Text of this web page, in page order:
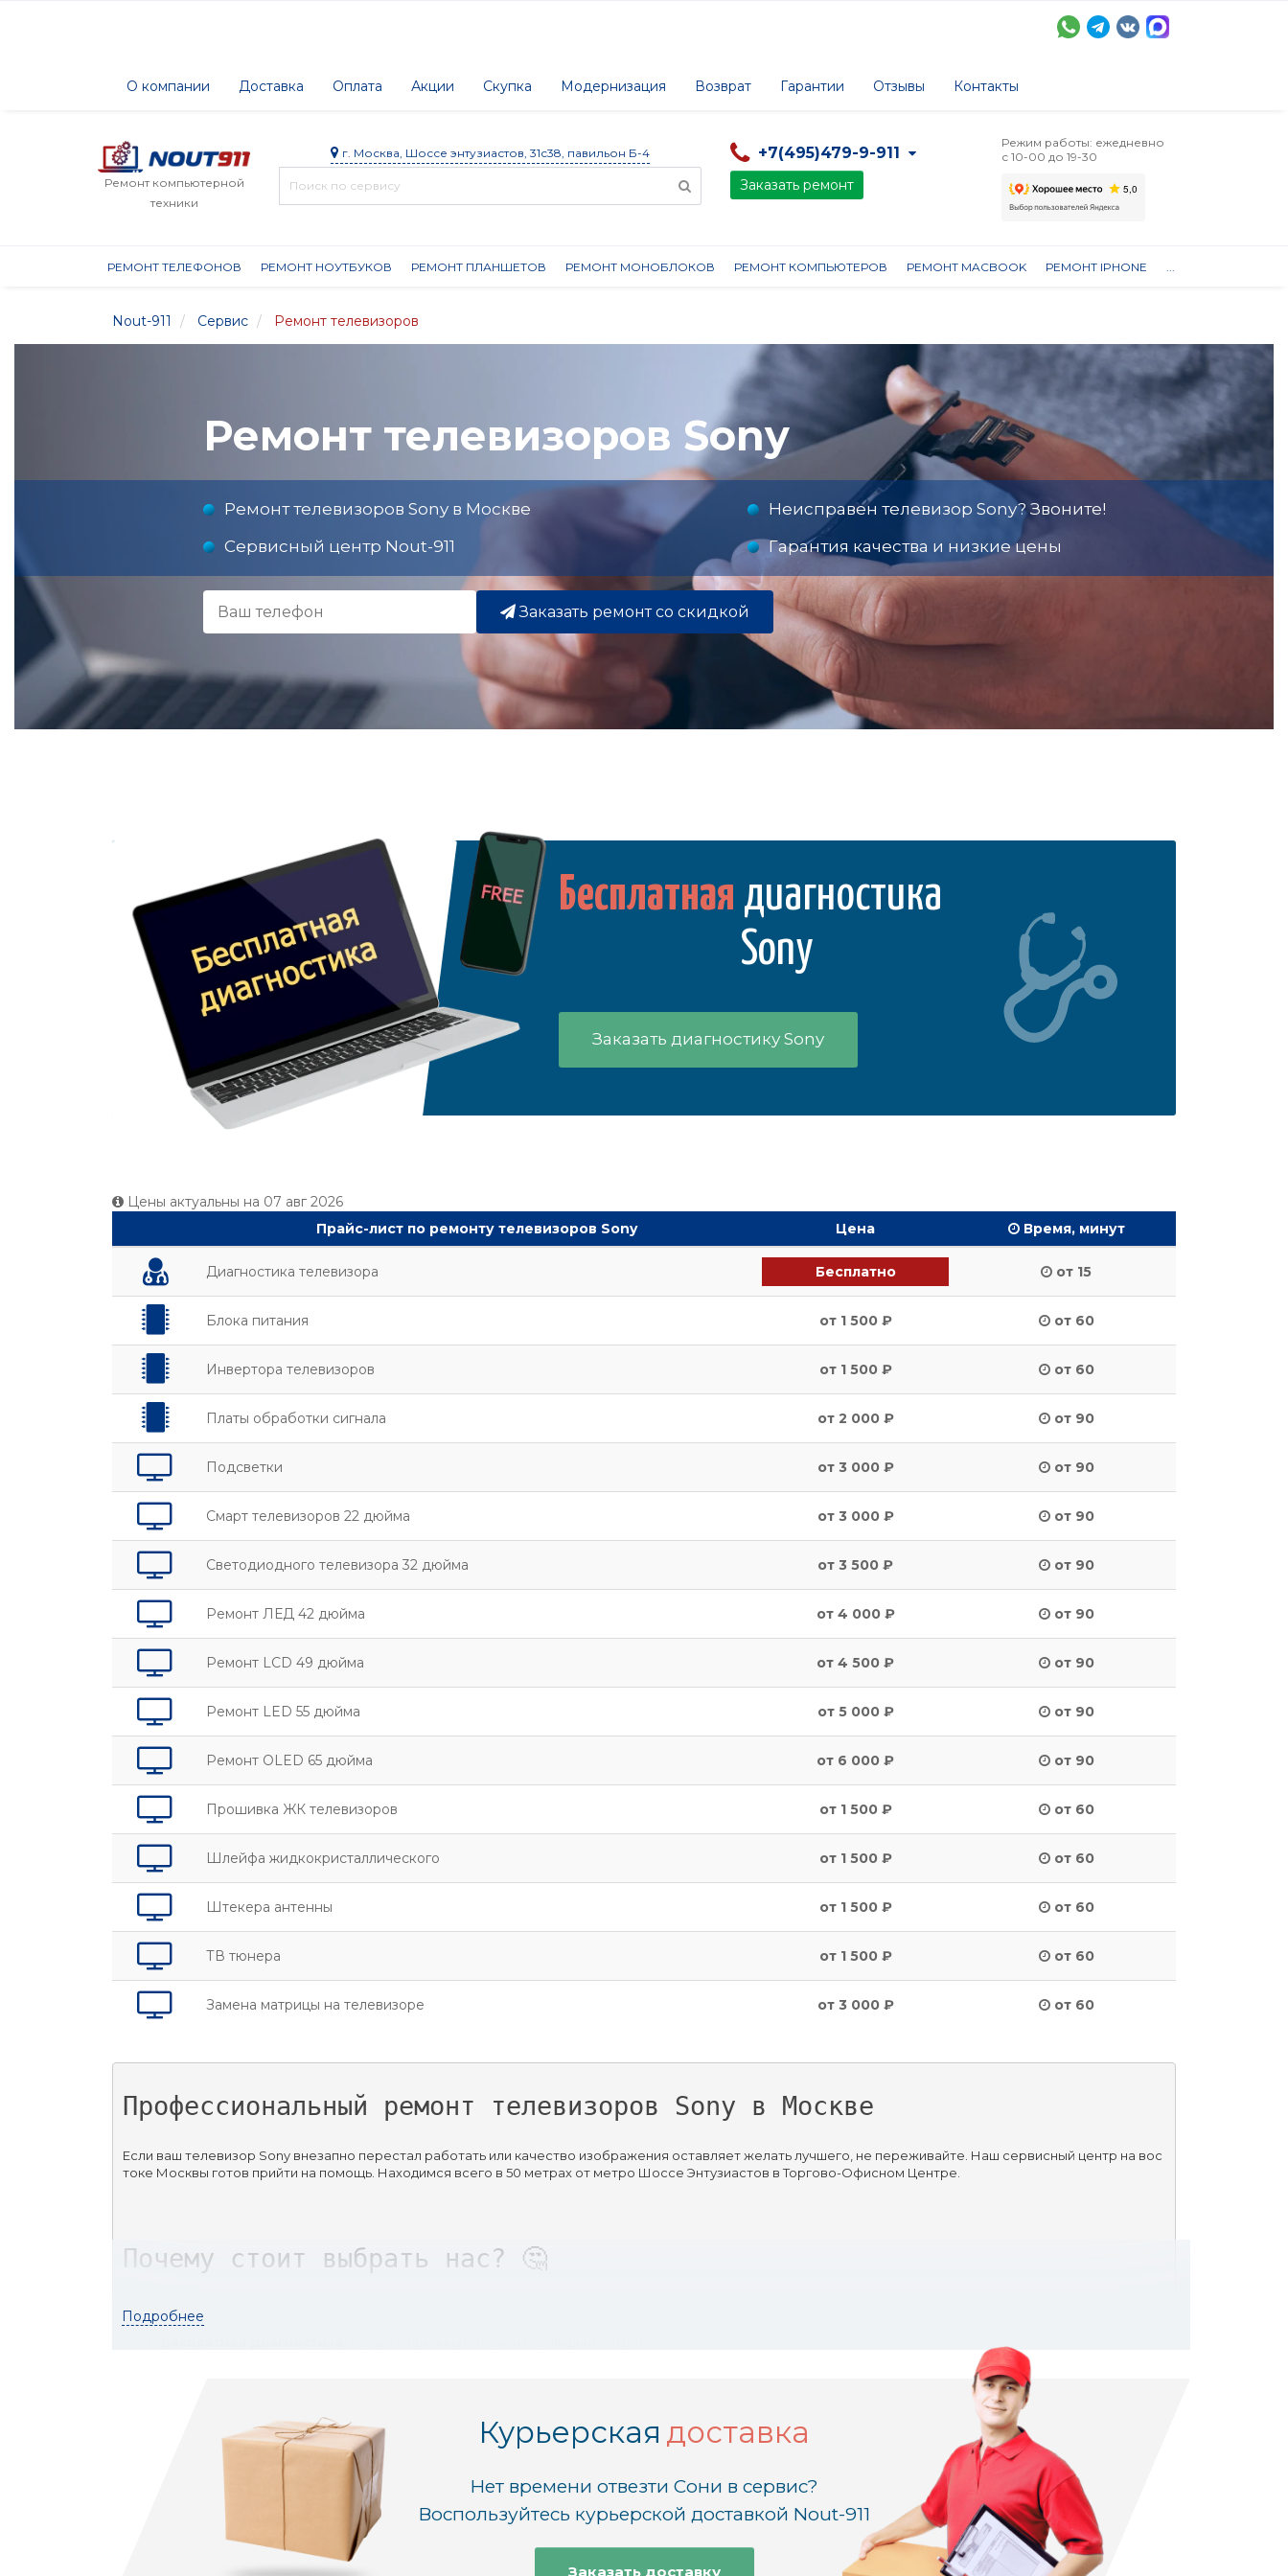
О компании Доставка Оплата Акции Скупка Модернизация Возврат Гарантии Отзывы Контакты
Ремонт компьютерной
техники
г. Москва, Шоссе энтузиастов, 31с38, павильон Б-4 +7(495)479-9-911
Заказать ремонт
Режим работы: ежедневно
с 10-00 до 19-30
РЕМОНТ ТЕЛЕФОНОВ РЕМОНТ НОУТБУКОВ РЕМОНТ ПЛАНШЕТОВ РЕМОНТ МОНОБЛОКОВ РЕМОНТ КОМПЬЮТЕРОВ РЕМОНТ MACBOOK РЕМОНТ IPHONE ...
Nout-911 Сервис Ремонт телевизоров
Ремонт телевизоров Sony
Ремонт телевизоров Sony в Москве
Неисправен телевизор Sony? Звоните!
Сервисный центр Nout-911
Гарантия качества и низкие цены
Заказать ремонт со скидкой
Бесплатная диагностика
Sony
Заказать диагностику Sony
Цены актуальны на 07 авг 2026
Прайс-лист по ремонту телевизоров Sony
Цена Время, минут
Диагностика телевизора Бесплатно от 15
Блока питания от 1 500 ₽ от 60
Инвертора телевизоров от 1 500 ₽ от 60
Платы обработки сигнала от 2 000 ₽ от 90
Подсветки от 3 000 ₽ от 90
Смарт телевизоров 22 дюйма от 3 000 ₽ от 90
Светодиодного телевизора 32 дюйма от 3 500 ₽ от 90
Ремонт ЛЕД 42 дюйма от 4 000 ₽ от 90
Ремонт LCD 49 дюйма от 4 500 ₽ от 90
Ремонт LED 55 дюйма от 5 000 ₽ от 90
Ремонт OLED 65 дюйма от 6 000 ₽ от 90
Прошивка ЖК телевизоров от 1 500 ₽ от 60
Шлейфа жидкокристаллического от 1 500 ₽ от 60
Штекера антенны от 1 500 ₽ от 60
ТВ тюнера от 1 500 ₽ от 60
Замена матрицы на телевизоре от 3 000 ₽ от 60
Профессиональный ремонт телевизоров Sony в Москве
Если ваш телевизор Sony внезапно перестал работать или качество изображения оставляет желать лучшего, не переживайте. Наш сервисный центр на вос
токе Москвы готов прийти на помощь. Находимся всего в 50 метрах от метро Шоссе Энтузиастов в Торгово-Офисном Центре.
Почему стоит выбрать нас? 🤔
Ремонт в вашем присутствии: Там, где это возможно, мы проводим ремонт прямо при вас.
Сертифицированные специалисты: Уверенность в качестве и безопасности каждой процедуры.
Собственный склад запчастей: Нет необходимости ждать детали!
Подробнее
Курьерская доставка
Нет времени отвезти Сони в сервис?
Воспользуйтесь курьерской доставкой Nout-911
Заказать доставку